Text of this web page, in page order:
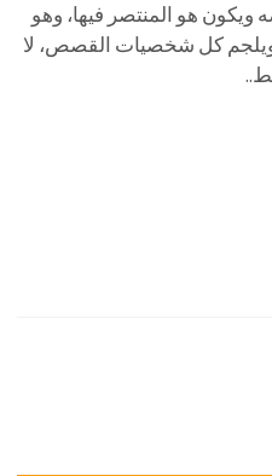
ويكون هو المنتصر فيها، وهو
ويلجم كل شخصيات القصص، لا